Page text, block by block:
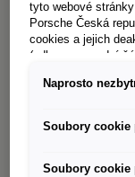
tyto webové
Porsche Česká
cookies a jejich
(odkaz ve spodní
Naprosto
Soubory cookie
Soubory